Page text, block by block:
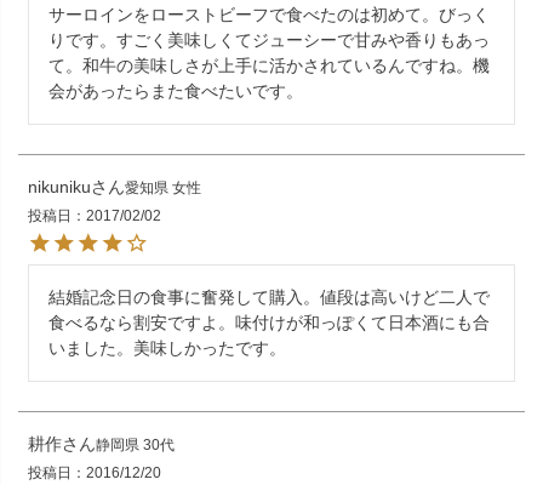
サーロインをローストビーフで食べたのは初めて。びっく
りです。すごく美味しくてジューシーで甘みや香りもあっ
て。和牛の美味しさが上手に活かされているんですね。機
会があったらまた食べたいです。
nikuniku 愛知県 女性
投稿日
2017/02/02
結婚記念日の食事に奮発して購入。値段は高いけど二人で
食べるなら割安ですよ。味付けが和っぽくて日本酒にも合
いました。美味しかったです。
耕作 静岡県 30代
投稿日
2016/12/20